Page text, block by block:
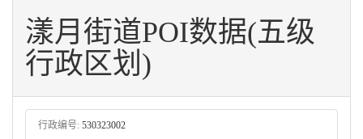
漾月街道POI数据(五级
行政区划)
行政编号: 530323002